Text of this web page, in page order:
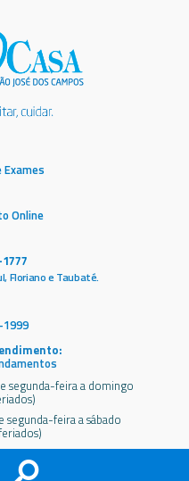
Online
Floriano e Taubaté.
segunda-feira a domingo
segunda-feira a sábado